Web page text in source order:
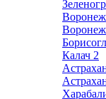
Воронеж
Калач 2